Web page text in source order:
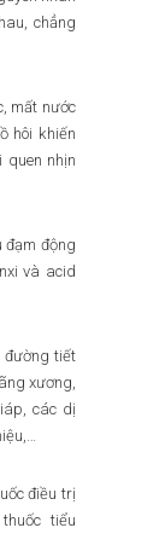
chẳng
mất nước
hôi khiến
quen nhịn
đạm động
và acid
đường tiết
xương,
các dị
điều trị
tiểu